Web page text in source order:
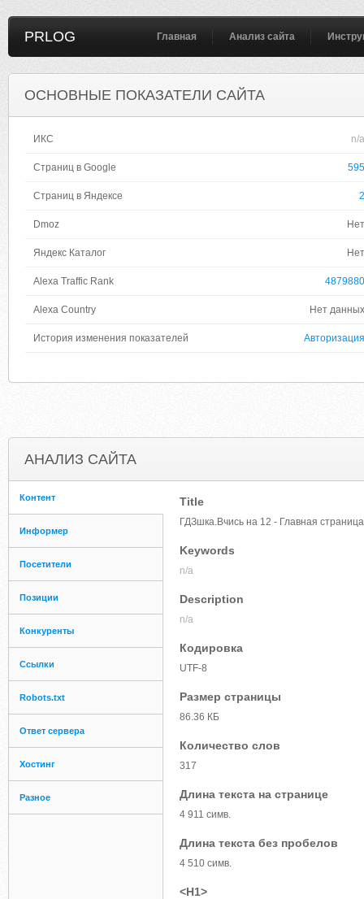
PRLOG Главная Анализ сайта
ОСНОВНЫЕ ПОКАЗАТЕЛИ САЙТА
ИКС n/a
Страниц в Google 595
Страниц в Яндексе 2
Dmoz Нет
Яндекс Каталог Нет
Alexa Traffic Rank 4879880
Alexa Country Нет данных
История изменения показателей Авторизация
АНАЛИЗ САЙТА
Контент
Информер
Посетители
Позиции
Конкуренты
Ссылки
Robots.txt
Ответ сервера
Хостинг
Разное
Title
ГДЗшка.Вчись на 12 - Главная страница
Keywords
n/a
Description
n/a
Кодировка
UTF-8
Размер страницы
86.36 КБ
Количество слов
317
Длина текста на странице
4 911 симв.
Длина текста без пробелов
4 510 симв.
<H1>